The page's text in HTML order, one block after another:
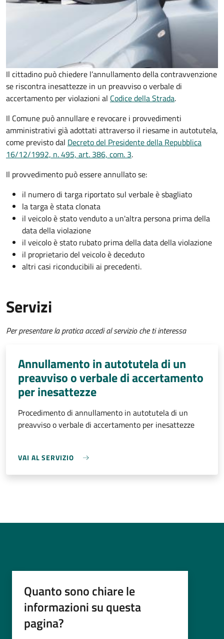
Il cittadino può chiedere l’annullamento della contravvenzione
se riscontra inesattezze in un preavviso o verbale di
accertamento per violazioni al Codice della Strada.
Il Comune può annullare e revocare i provvedimenti
amministrativi già adottati attraverso il riesame in autotutela,
come previsto dal Decreto del Presidente della Repubblica
16/12/1992, n. 495, art. 386, com. 3.
Il provvedimento può essere annullato se:
il numero di targa riportato sul verbale è sbagliato
la targa è stata clonata
il veicolo è stato venduto a un'altra persona prima della
data della violazione
il veicolo è stato rubato prima della data della violazione
il proprietario del veicolo è deceduto
altri casi riconducibili ai precedenti.
Servizi
Per presentare la pratica accedi al servizio che ti interessa
Annullamento in autotutela di un
preavviso o verbale di accertamento
per inesattezze
Procedimento di annullamento in autotutela di un
preavviso o verbale di accertamento per inesattezze
VAI AL SERVIZIO
Quanto sono chiare le
informazioni su questa
pagina?